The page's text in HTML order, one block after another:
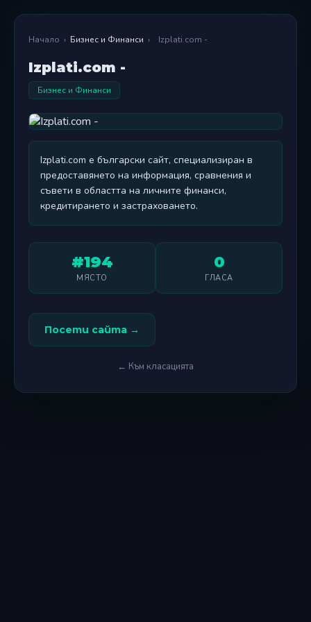
Начало › Бизнес и Финанси › Izplati.com -
Izplati.com -
Бизнес и Финанси
Izplati.com е български сайт, специализиран в
предоставянето на информация, сравнения и
съвети в областта на личните финанси,
кредитирането и застраховането.
#194
МЯСТО
0
ГЛАСА
Посети сайта →
← Към класацията